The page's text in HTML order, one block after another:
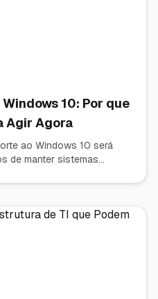
10: Por que
Agir Agora
ao Windows 10 será
de manter sistemas
e competitividade do